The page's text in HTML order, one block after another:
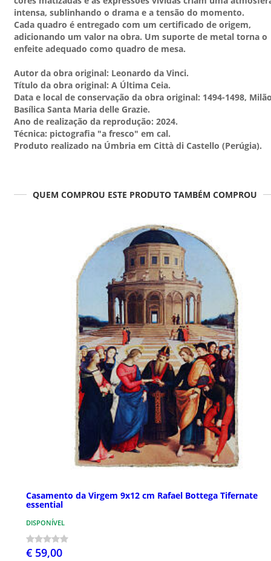
intensa, sublinhando o drama e a tensão do momento.
Cada quadro é entregado com um certificado de origem,
adicionando um valor na obra. Um suporte de metal torna o
enfeite adequado como quadro de mesa.
Autor da obra original: Leonardo da Vinci.
Título da obra original: A Última Ceia.
Data e local de conservação da obra original: 1494-1498,
Basílica Santa Maria delle Grazie.
Ano de realização da reprodução: 2024.
Técnica: pictografia "a fresco" em cal.
Produto realizado na Úmbria em Città di Castello (Perúgia).
QUEM COMPROU ESTE PRODUTO TAMBÉM COMPROU
Casamento da Virgem 9x12 cm Rafael Bottega Tifernate
essential
DISPONÍVEL
€ 59,00